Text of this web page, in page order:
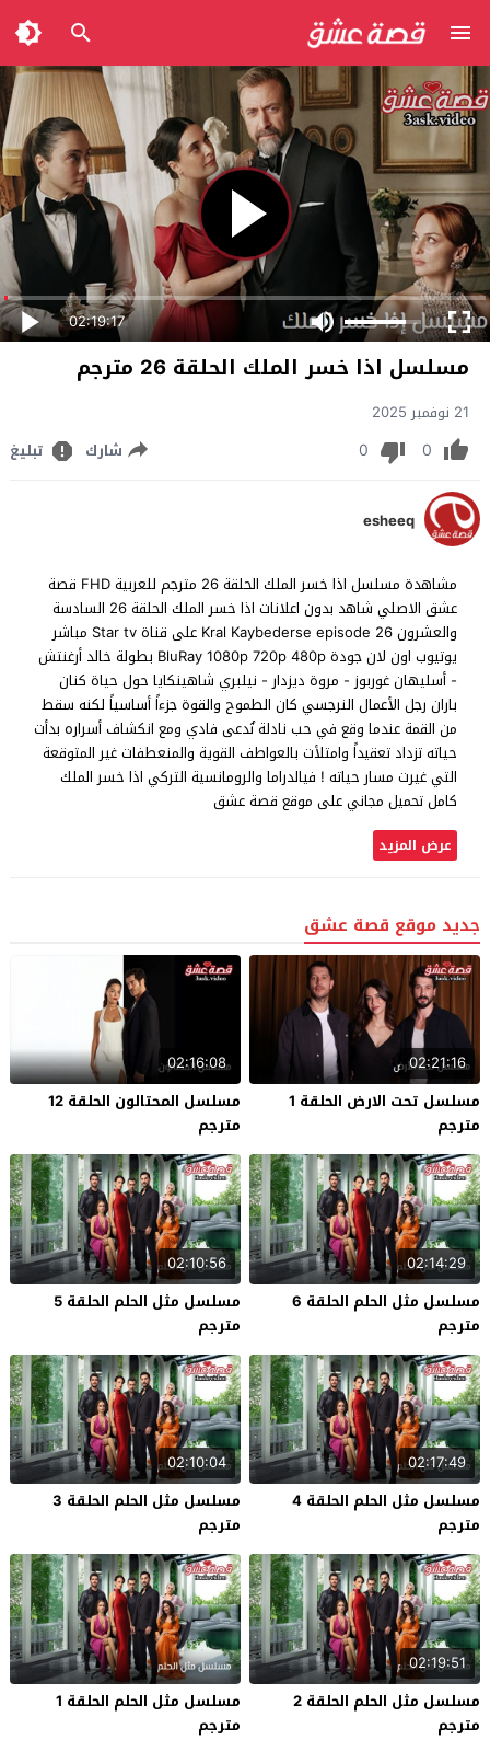
02:19:17
مسلسل اذا خسر الملك الحلقة 26 مترجم
21 نوفمبر 2025
0
0 شارك تبليغ
esheeq
مشاهدة مسلسل اذا خسر الملك الحلقة 26 مترجم للعربية FHD قصة
عشق الاصلي شاهد بدون اعلانات اذا خسر الملك الحلقة 26 السادسة
والعشرون Kral Kaybederse episode 26 على قناة Star tv مباشر
يوتيوب اون لان جودة BluRay 1080p 720p 480p بطولة خالد أرغنتش
- أسليهان غوربوز - مروة ديزدار - نيلبري شاهينكايا حول حياة كنان
باران رجل الأعمال النرجسي كان الطموح والقوة جزءاً أساسياً لكنه سقط
من القمة عندما وقع في حب نادلة تُدعى فادي ومع انكشاف أسراره بدأت
حياته تزداد تعقيداً وامتلأت بالعواطف القوية والمنعطفات غير المتوقعة
التي غيرت مسار حياته ! فيالدراما والرومانسية التركي اذا خسر الملك
كامل تحميل مجاني على موقع قصة عشق
عرض المزيد
جديد موقع قصة عشق
02:21:16
مسلسل تحت الارض الحلقة 1
مترجم
02:16:08
مسلسل المحتالون الحلقة 12
مترجم
02:14:29
مسلسل مثل الحلم الحلقة 6
مترجم
02:10:56
مسلسل مثل الحلم الحلقة 5
مترجم
02:17:49
مسلسل مثل الحلم الحلقة 4
مترجم
02:10:04
مسلسل مثل الحلم الحلقة 3
مترجم
02:19:51
مسلسل مثل الحلم الحلقة 2
مترجم
مسلسل مثل الحلم الحلقة 1
مترجم